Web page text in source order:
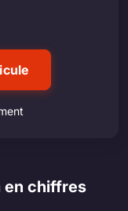
en chiffres